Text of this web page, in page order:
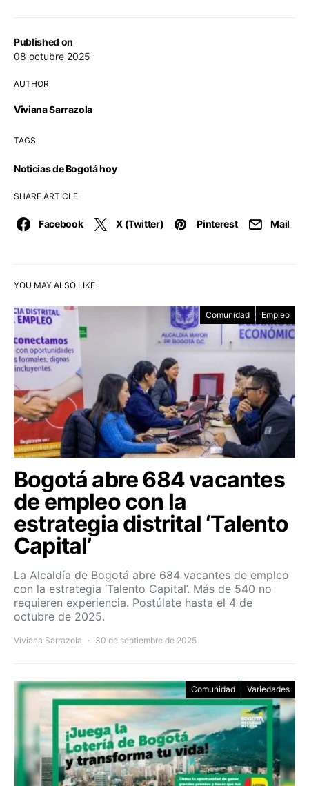
Published on
08 octubre 2025
AUTHOR
Viviana Sarrazola
TAGS
Noticias de Bogotá hoy
SHARE ARTICLE
Facebook X (Twitter) Pinterest Mail
YOU MAY ALSO LIKE
Comunidad Empleo
Bogotá abre 684 vacantes
de empleo con la
estrategia distrital ‘Talento
Capital’
La Alcaldía de Bogotá abre 684 vacantes de empleo
con la estrategia ‘Talento Capital’. Más de 540 no
requieren experiencia. Postúlate hasta el 4 de
octubre de 2025.
Viviana Sarrazola 30 de septiembre de 2025
Comunidad Variedades